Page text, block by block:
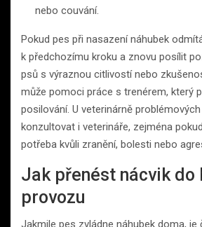
nebo couvání.
Pokud pes při nasazení náhubek
k předchozímu kroku a znovu posílit
psů s výraznou citlivostí nebo
může pomoci práce s trenérem, který
posilování. U veterinárně
konzultovat i veterináře, zejména
potřeba kvůli zranění, bolesti nebo
Jak přenést nácvik do
provozu
Jakmile pes zvládne náhubek doma, je